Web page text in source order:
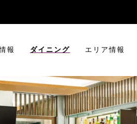
報 ダイニング エリア情報